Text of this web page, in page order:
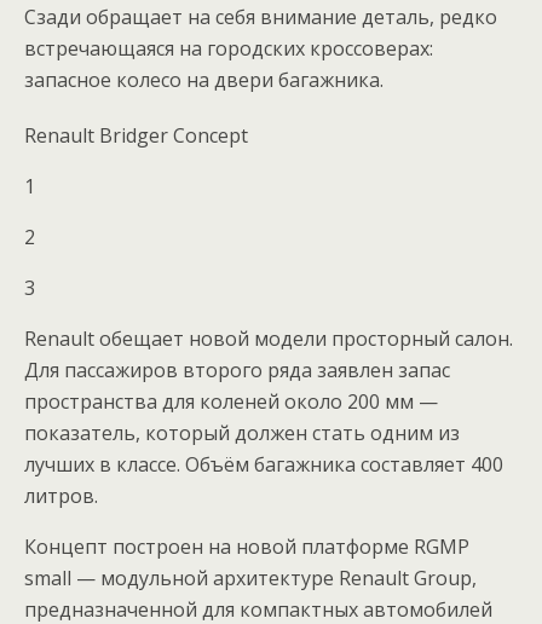
Сзади обращает на себя внимание деталь, редко
встречающаяся на городских кроссоверах:
запасное колесо на двери багажника.
Renault Bridger Concept
1
2
3
Renault обещает новой модели просторный салон.
Для пассажиров второго ряда заявлен запас
пространства для коленей около 200 мм —
показатель, который должен стать одним из
лучших в классе. Объём багажника составляет 400
литров.
Концепт построен на новой платформе RGMP
small — модульной архитектуре Renault Group,
предназначенной для компактных автомобилей